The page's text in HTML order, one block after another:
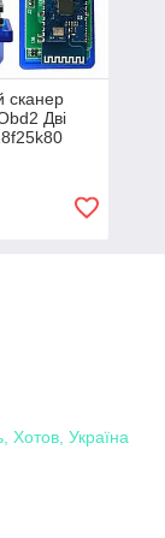
сканер
Дві
Хотов, Україна